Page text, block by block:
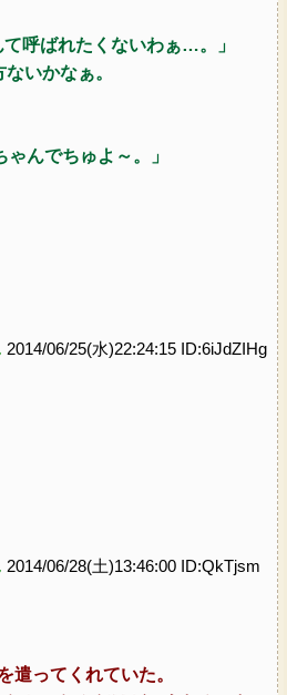
て呼ばれたくないわぁ…。」
いかなぁ。
ゃんでちゅよ～。」
2014/06/25(水)22:24:15 ID:6iJdZIHg
2014/06/28(土)13:46:00 ID:QkTjsm
遣ってくれていた。